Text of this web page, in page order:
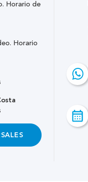
Horario de
Horario